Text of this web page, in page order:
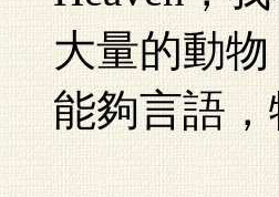
大量的動
能夠言語